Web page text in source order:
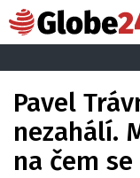
Pavel
nezahálí.
na čem